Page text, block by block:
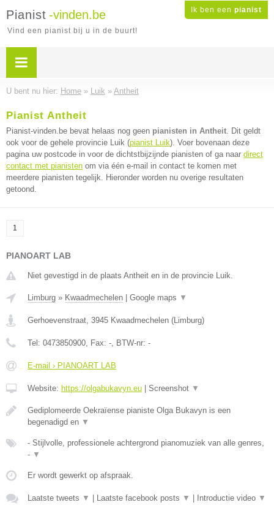
Ik ben een pianist
Pianist -vinden.be
Vind een pianist bij u in de buurt!
U bent nu hier: Home » Luik » Antheit
Pianist Antheit
Pianist-vinden.be bevat helaas nog geen pianisten in Antheit. Dit geldt
ook voor de gehele provincie Luik (pianist Luik). Voer bovenaan deze
pagina uw postcode in voor de dichtstbijzijnde pianisten of ga naar direct
contact met pianisten om via één e-mail in contact te komen met
meerdere pianisten tegelijk. Hieronder worden nu overige resultaten
getoond.
1
PIANOART LAB
Niet gevestigd in de plaats Antheit en in de provincie Luik.
Limburg » Kwaadmechelen Google maps ▼
Gerhoevenstraat, 3945 Kwaadmechelen (Limburg)
Tel: 0473850900, Fax: -, BTW-nr: -
E-mail › PIANOART LAB
Website: https://olgabukavyn.eu Screenshot ▼
Gediplomeerde Oekraïense pianiste Olga Bukavyn is een
begenadigd en ▼
- Stijlvolle, professionele achtergrond pianomuziek van alle genres,
- ▼
Er wordt gewerkt op afspraak.
Laatste tweets ▼ Laatste facebook posts ▼ Introductie video ▼